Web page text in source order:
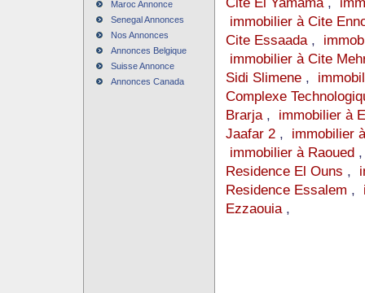
Maroc Annonce
Senegal Annonces
Nos Annonces
Annonces Belgique
Suisse Annonce
Annonces Canada
immobilier à Cite
Cite Essaada,
immobilier à Cite
Sidi Slimene,
Complexe
Brarja, immobilier à
Jaafar 2, immobilier
immobilier à Raoued
Residence El Ouns ,
Residence Essalem ,
Ezzaouia,